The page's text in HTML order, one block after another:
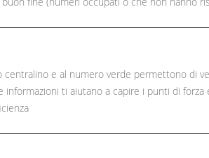
centralino e al numero verde permettono di
ti aiutano a capire i punti di forza